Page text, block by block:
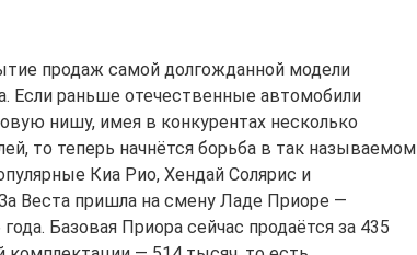
продаж самой долгожданной модели
Если раньше отечественные автомобили
нишу, имея в конкурентах несколько
то теперь начнётся борьба в так называемом
Киа Рио, Хендай Солярис и
Веста пришла на смену Ладе Приоре —
Базовая Приора сейчас продаётся за 435